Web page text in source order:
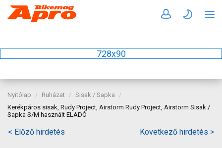
728x90
Nyitólap Ruházat
Sisak / Sapka
Kerékpáros sisak, Rudy Project, Airstorm Rudy Project, Airstorm Sisak /
Sapka S/M használt ELADÓ
< Előző hirdetés Következő hirdetés >